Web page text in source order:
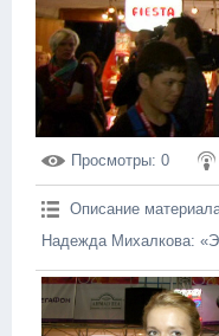
Просмотры: 0
Описание
Надежда Михалкова: